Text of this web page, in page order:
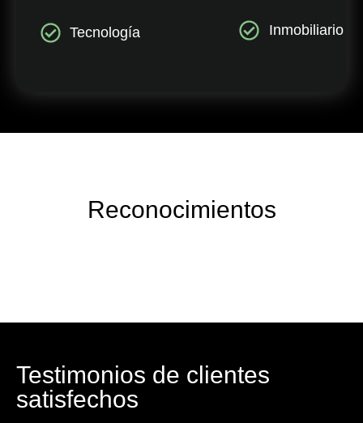
Tecnología Inmobiliario
Reconocimientos
Testimonios de clientes
satisfechos